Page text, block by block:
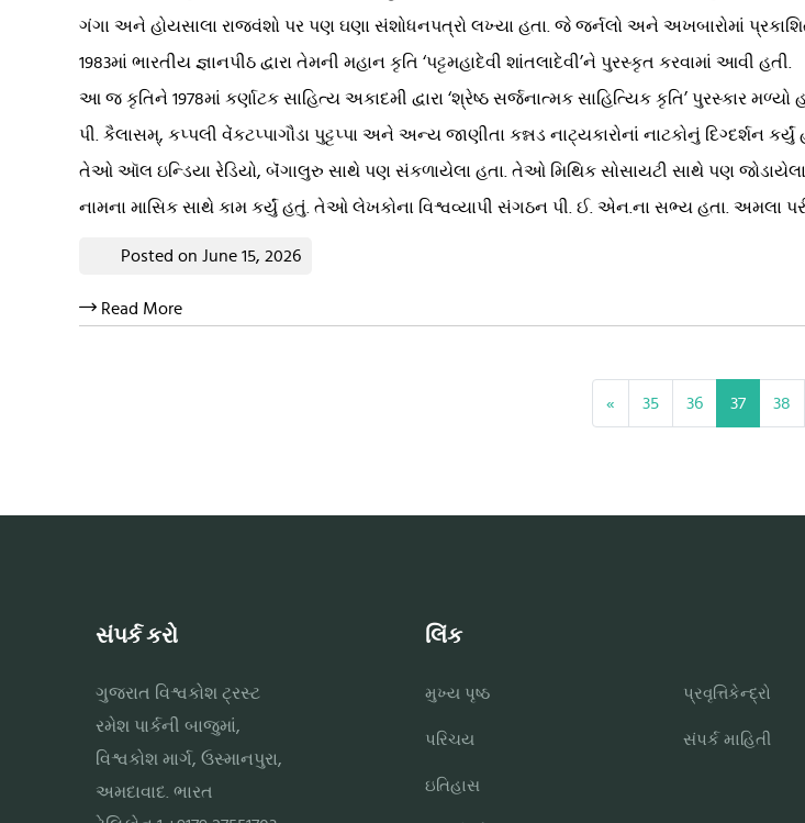
ગંગા અને હોયસાલા રાજવંશો પર પણ ઘણા સંશોધનપત્રો લખ્યા હતા. જે જર્નલો અને અખબારોમાં
1983માં ભારતીય જ્ઞાનપીઠ દ્વારા તેમની મહાન કૃતિ ‘પટ્ટમહાદેવી શાંતલાદેવી’ને પુરસ્કૃત કરવામાં આવી હતી.
આ જ કૃતિને 1978માં કર્ણાટક સાહિત્ય અકાદમી દ્વારા ‘શ્રેષ્ઠ સર્જનાત્મક સાહિત્યિક કૃતિ’ પુરસ્કાર
પી. કૈલાસમ્, કપ્પલી વેંકટપ્પાગૌડા પુટ્ટપ્પા અને અન્ય જાણીતા કન્નડ નાટ્યકારોનાં નાટકોનું
તેઓ ઑલ ઇન્ડિયા રેડિયો, બૅંગાલુરુ સાથે પણ સંકળાયેલા હતા. તેઓ મિથિક સોસાયટી સાથે પણ જોડાયેલા
નામના માસિક સાથે કામ કર્યું હતું. તેઓ લેખકોના વિશ્વવ્યાપી સંગઠન પી. ઈ. એન.ના સભ્ય હતા. અમલા
Posted on June 15, 2026
Read More
« 35 36 37 38
સંપર્ક કરો
ગુજરાત વિશ્વકોશ ટ્રસ્ટ
રમેશ પાર્કની બાજુમાં,
વિશ્વકોશ માર્ગ, ઉસ્માનપુરા,
અમદાવાદ. ભારત
લિંક
મુખ્ય પૃષ્ઠ
પરિચય
ઇતિહાસ
પ્રવૃત્તિકેન્દ્રો
સંપર્ક માહિતી